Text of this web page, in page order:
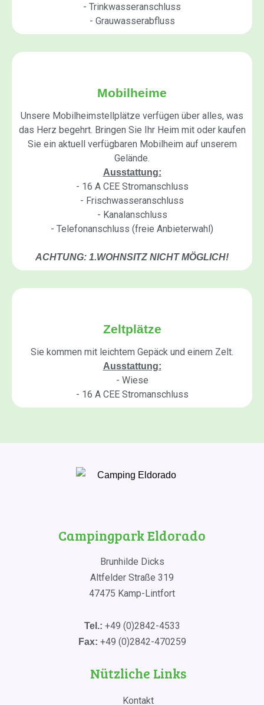
- Trinkwasseranschluss
- Grauwasserabfluss
Mobilheime
Unsere Mobilheimstellplätze verfügen über alles, was
das Herz begehrt. Bringen Sie Ihr Heim mit oder kaufen
Sie ein aktuell verfügbaren Mobilheim auf unserem
Gelände.
Ausstattung:
- 16 A CEE Stromanschluss
- Frischwasseranschluss
- Kanalanschluss
- Telefonanschluss (freie Anbieterwahl)
ACHTUNG: 1.WOHNSITZ NICHT MÖGLICH!
Zeltplätze
Sie kommen mit leichtem Gepäck und einem Zelt.
Ausstattung:
- Wiese
- 16 A CEE Stromanschluss
Campingpark Eldorado
Brunhilde Dicks
Altfelder Straße 319
47475 Kamp-Lintfort
Tel.: +49 (0)2842-4533
Fax: +49 (0)2842-470259
Nützliche Links
Kontakt